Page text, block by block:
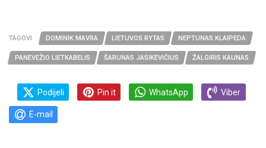
TAGOVI DOMINIK MAVRA LIETUVOS RYTAS NEPTUNAS KLAIPEDA
PANEVEŽIO LIETKABELIS ŠARUNAS JASIKEVIČIUS ŽALGIRIS KAUNAS
Podijeli Pin it WhatsApp Viber
E-mail